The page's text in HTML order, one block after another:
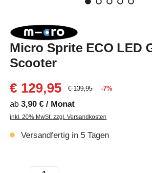
Micro Sprite ECO LED
Scooter
€ 129,95
€ 139,95 -7%
ab 3,90 € / Monat
inkl. 20% MwSt. zzgl. Versandkosten
Versandfertig in 5 Tagen